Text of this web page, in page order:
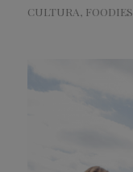
CULTURA, FOODIES